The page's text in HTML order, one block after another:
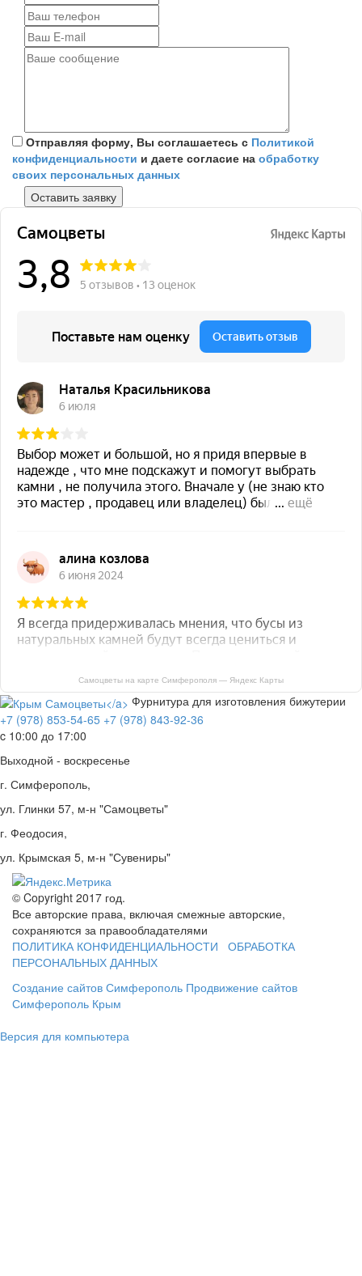
Отправляя форму, Вы соглашаетесь с Политикой
конфиденциальности и даете согласие на обработку
своих персональных данных
Самоцветы на карте Симферополя — Яндекс Карты
Фурнитура для изготовления бижутерии
+7 (978) 853-54-65 +7 (978) 843-92-36
c 10:00 до 17:00
Выходной - воскресенье
г. Симферополь,
ул. Глинки 57, м-н "Самоцветы"
г. Феодосия,
ул. Крымская 5, м-н "Сувениры"
© Copyright 2017 год.
Все авторские права, включая смежные авторские,
сохраняются за правообладателями
ПОЛИТИКА КОНФИДЕНЦИАЛЬНОСТИ
ОБРАБОТКА
ПЕРСОНАЛЬНЫХ ДАННЫХ
Создание сайтов Симферополь Продвижение сайтов
Симферополь Крым
Версия для компьютера